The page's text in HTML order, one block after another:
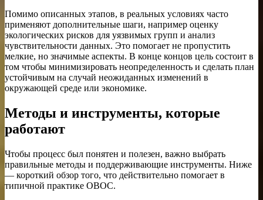
Помимо описанных этапов, в реальных условиях часто
применяют дополнительные шаги, например оценку
экологических рисков для уязвимых групп и анализ
чувствительности данных. Это помогает не пропустить
мелкие, но значимые аспекты. В конце концов цель состоит в
том чтобы минимизировать неопределенность и сделать план
устойчивым на случай неожиданных изменений в
окружающей среде или экономике.
Методы и инструменты, которые
работают
Чтобы процесс был понятен и полезен, важно выбрать
правильные методы и поддерживающие инструменты. Ниже
— короткий обзор того, что действительно помогает в
типичной практике ОВОС.